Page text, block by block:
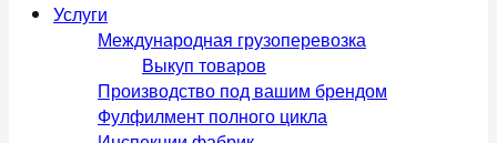
Услуги
Международная грузоперевозка
Выкуп товаров
Производство под вашим брендом
Фулфилмент полного цикла